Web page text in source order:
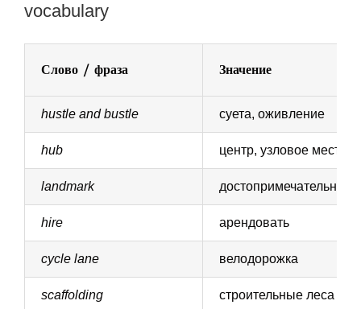
vocabulary
Слово / фраза Значение
hustle and bustle суета, оживление
hub центр, узловое место
landmark
hire арендовать
cycle lane велодорожка
scaffolding строительные леса